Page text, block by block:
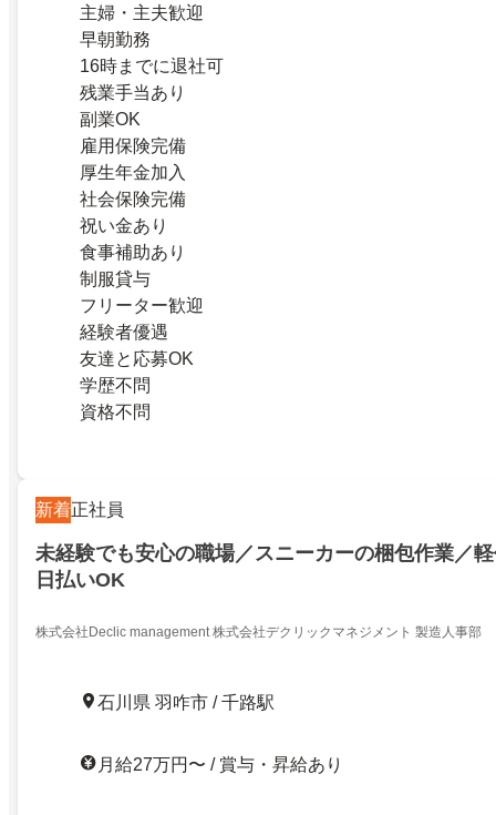
主婦・主夫歓迎
早朝勤務
16時までに退社可
残業手当あり
副業OK
雇用保険完備
厚生年金加入
社会保険完備
祝い金あり
食事補助あり
制服貸与
フリーター歓迎
経験者優遇
友達と応募OK
学歴不問
資格不問
新着正社員
未経験でも安心の職場／スニーカーの梱包作業／
日払いOK
株式会社Declic management 株式会社デクリックマネジメント 製造人事部
石川県 羽咋市 / 千路駅
月給27万円〜 / 賞与・昇給あり